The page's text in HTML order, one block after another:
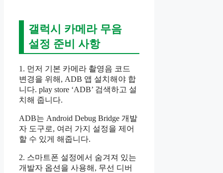
갤럭시 카메라 무음
설정 준비 사항
1. 먼저 기본 카메라 촬영음 코드
변경을 위해, ADB 앱 설치해야 합
니다. play store ‘ADB’ 검색하고 설
치해 줍니다.
ADB는 Android Debug Bridge 개발
자 도구로, 여러 가지 설정을 제어
할 수 있게 해줍니다.
2. 스마트폰 설정에서 숨겨져 있는
개발자 옵션을 사용해, 무선 디버